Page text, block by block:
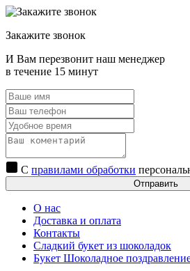
Закажите звонок
И Вам перезвонит наш менеджер
в течение 15 минут
С правилами обработки
Отправить
О нас
Доставка и оплата
Контакты
Сладкий букет из шоколадок
Букет Шоколадное